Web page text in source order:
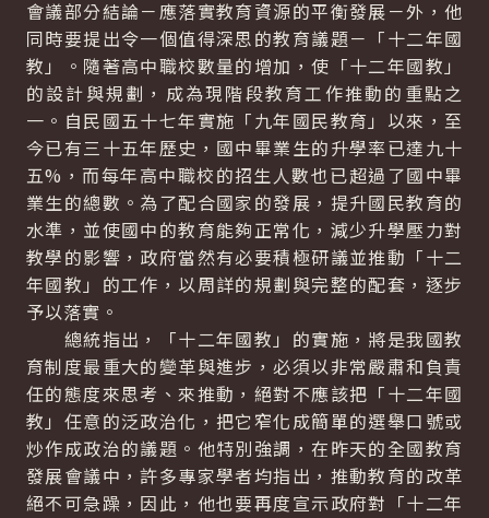
會議部分結論－應落實教育資源的平衡發展－外，他
同時要提出令一個值得深思的教育議題－「十二年國
教」。隨著高中職校數量的增加，使「十二年國教」
的設計與規劃，成為現階段教育工作推動的重點之
一。自民國五十七年實施「九年國民教育」以來，至
今已有三十五年歷史，國中畢業生的升學率已達九十
五%，而每年高中職校的招生人數也已超過了國中畢
業生的總數。為了配合國家的發展，提升國民教育的
水準，並使國中的教育能夠正常化，減少升學壓力對
教學的影響，政府當然有必要積極研議並推動「十二
年國教」的工作，以周詳的規劃與完整的配套，逐步
予以落實。
總統指出，「十二年國教」的實施，將是我國教
育制度最重大的變革與進步，必須以非常嚴肅和負責
任的態度來思考、來推動，絕對不應該把「十二年國
教」任意的泛政治化，把它窄化成簡單的選舉口號或
炒作成政治的議題。他特別強調，在昨天的全國教育
發展會議中，許多專家學者均指出，推動教育的改革
絕不可急躁，因此，他也要再度宣示政府對「十二年